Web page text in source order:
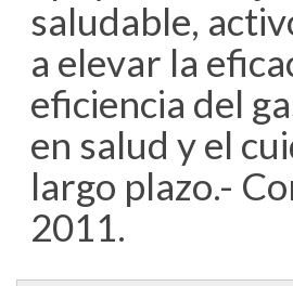
saludable,
a elevar la
eficiencia del
en salud y el
largo plazo.-
2011.